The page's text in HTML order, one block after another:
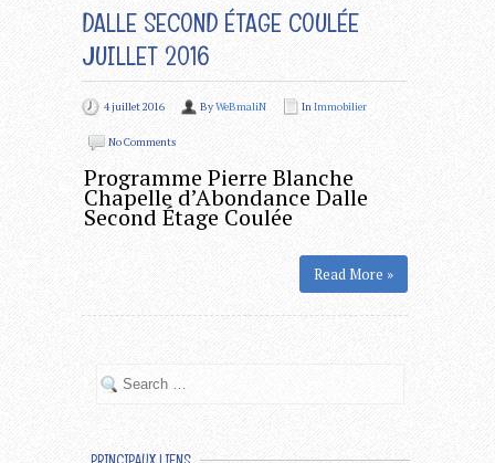
DALLE SECOND ÉTAGE COULÉE
JUILLET 2016
4 juillet 2016 ByWeBmaliN InImmobilier
No Comments
Programme Pierre Blanche
Chapelle d’Abondance Dalle
Second Étage Coulée
Read More »